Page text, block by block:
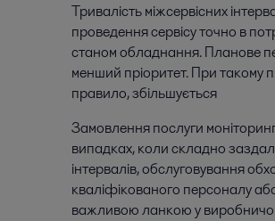
Тривалість міжсервісних
проведення сервісу точно в
станом обладнання. Планове
менший пріоритет. При такому
правило, збільшується
Замовлення послуги
випадках, коли складно
інтервалів, обслуговування
кваліфікованого персоналу
важливою ланкою у